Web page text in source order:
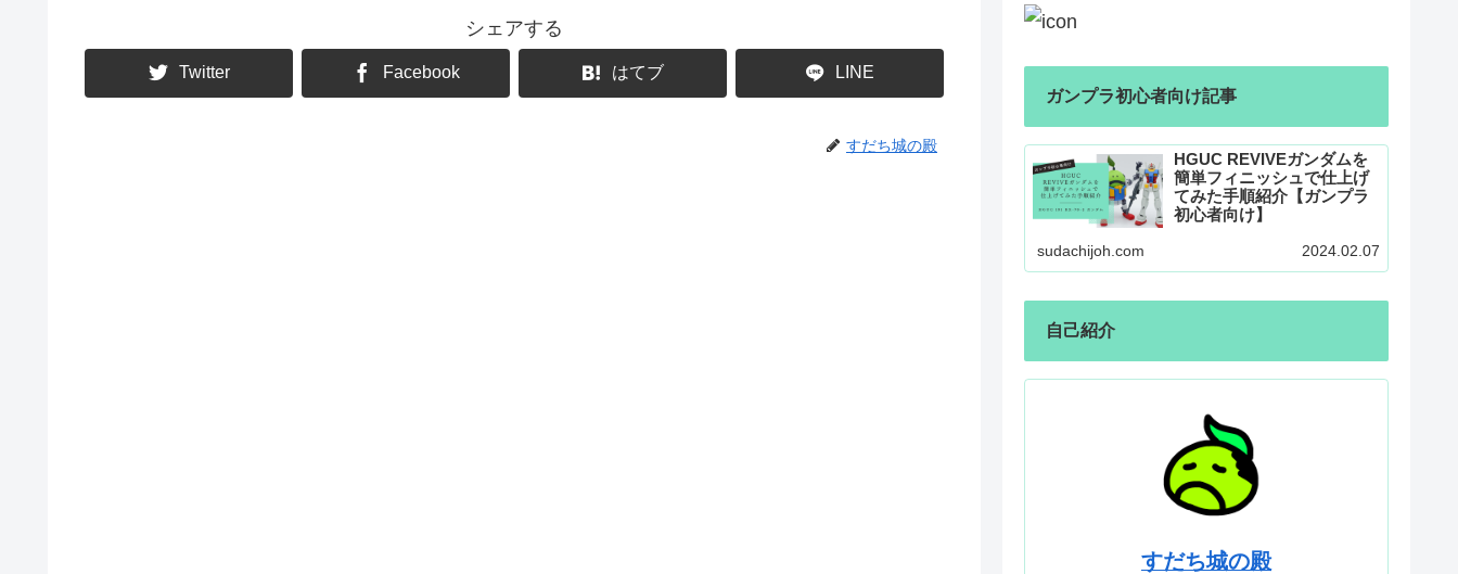
シェアする
Twitter Facebook はてブ LINE
すだち城の殿
ガンプラ初心者向け記事
HGUC REVIVEガンダムを
簡単フィニッシュで仕上げ
てみた手順紹介【ガンプラ
初心者向け】
sudachijoh.com 2024.02.07
自己紹介
すだち城の殿